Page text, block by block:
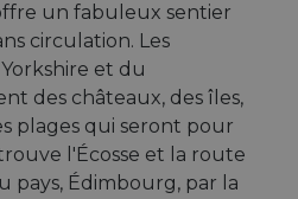
un fabuleux sentier
circulation. Les
et du
des châteaux, des îles,
plages qui seront pour
l'Écosse et la route
pays, Édimbourg, par la